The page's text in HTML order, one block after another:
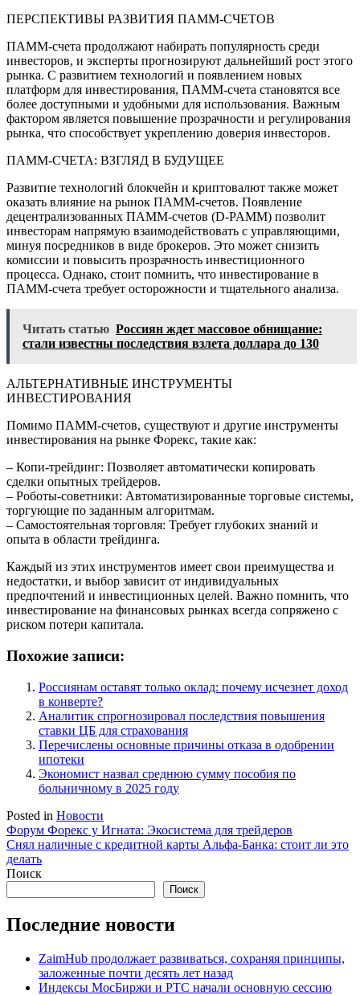
ПЕРСПЕКТИВЫ РАЗВИТИЯ ПАММ-СЧЕТОВ
ПАММ-счета продолжают набирать популярность среди
инвесторов, и эксперты прогнозируют дальнейший рост этого
рынка. С развитием технологий и появлением новых
платформ для инвестирования, ПАММ-счета становятся все
более доступными и удобными для использования. Важным
фактором является повышение прозрачности и регулирования
рынка, что способствует укреплению доверия инвесторов.
ПАММ-СЧЕТА: ВЗГЛЯД В БУДУЩЕЕ
Развитие технологий блокчейн и криптовалют также может
оказать влияние на рынок ПАММ-счетов. Появление
децентрализованных ПАММ-счетов (D-PAMM) позволит
инвесторам напрямую взаимодействовать с управляющими,
минуя посредников в виде брокеров. Это может снизить
комиссии и повысить прозрачность инвестиционного
процесса. Однако, стоит помнить, что инвестирование в
ПАММ-счета требует осторожности и тщательного анализа.
Читать статью Россиян ждет массовое обнищание:
стали известны последствия взлета доллара до 130
АЛЬТЕРНАТИВНЫЕ ИНСТРУМЕНТЫ
ИНВЕСТИРОВАНИЯ
Помимо ПАММ-счетов, существуют и другие инструменты
инвестирования на рынке Форекс, такие как:
– Копи-трейдинг: Позволяет автоматически копировать
сделки опытных трейдеров.
– Роботы-советники: Автоматизированные торговые системы,
торгующие по заданным алгоритмам.
– Самостоятельная торговля: Требует глубоких знаний и
опыта в области трейдинга.
Каждый из этих инструментов имеет свои преимущества и
недостатки, и выбор зависит от индивидуальных
предпочтений и инвестиционных целей. Важно помнить, что
инвестирование на финансовых рынках всегда сопряжено с
риском потери капитала.
Похожие записи:
Россиянам оставят только оклад: почему исчезнет доход
в конверте?
Аналитик спрогнозировал последствия повышения
ставки ЦБ для страхования
Перечислены основные причины отказа в одобрении
ипотеки
Экономист назвал среднюю сумму пособия по
больничному в 2025 году
Posted in Новости
Навигация
по
записям
Форум Форекс у Игната: Экосистема для трейдеров
Снял наличные с кредитной карты Альфа-Банка: стоит ли это
делать
Поиск
Поиск
Последние новости
ZaimHub продолжает развиваться, сохраняя принципы,
заложенные почти десять лет назад
Индексы МосБиржи и РТС начали основную сессию